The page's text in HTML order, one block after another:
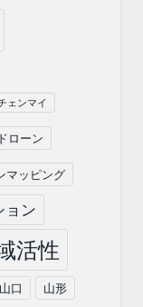
ェンマイ
ドローン
マッピング
ョン
活性
山口 山形